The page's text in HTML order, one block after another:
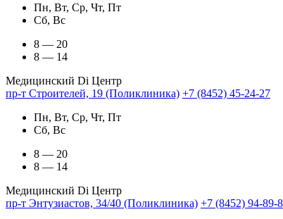
Пн, Вт, Ср, Чт, Пт
Сб, Вс
8 — 20
8 — 14
Медицинский Di Центр
пр-т Строителей, 19 (Поликлиника) +7 (8452) 45-24-27
Пн, Вт, Ср, Чт, Пт
Сб, Вс
8 — 20
8 — 14
Медицинский Di Центр
пр-т Энтузиастов, 34/40 (Поликлиника) +7 (8452) 94-89-